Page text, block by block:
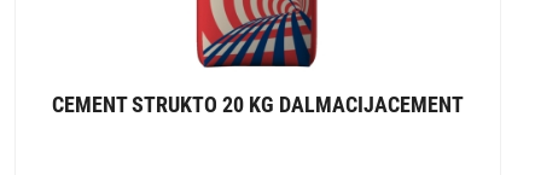
Svojom snagom, izdržljivošću, svestranošću i isplativošću,
cement i vapno idealni su za širok raspon građevinskih
projekata. Bilo da gradite novi dom, asfaltirate prilaz ili
radite na projektu „uradi sam“, cement i vapno pametna su
CEMENT STRUKTO 20 KG DALMACIJACEMENT